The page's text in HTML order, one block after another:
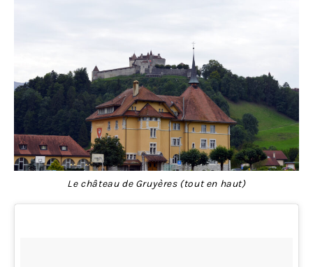
Le château de Gruyères (tout en haut)